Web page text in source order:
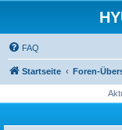
FAQ
Startseite Foren-